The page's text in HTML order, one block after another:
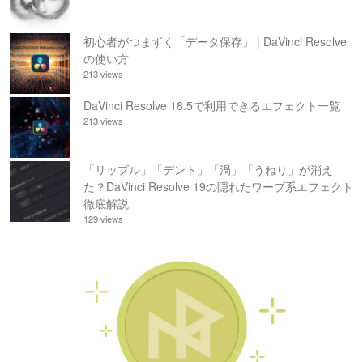
初心者がつまずく「データ保存」 | DaVinci Resolve
の使い方
213 views
DaVinci Resolve 18.5で利用できるエフェクト一覧
213 views
「リップル」「デント」「渦」「うねり」が消え
た？DaVinci Resolve 19の隠れたワープ系エフェクト
徹底解説
129 views